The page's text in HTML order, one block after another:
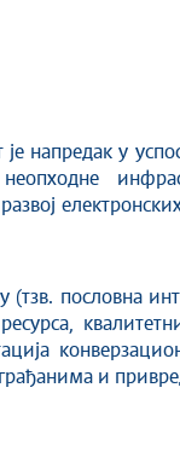
напредак у
пословна
и